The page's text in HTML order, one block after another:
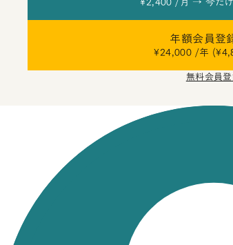
¥2,400 /月 → 今だけ
年額会員登
¥24,000 /年
無料会員